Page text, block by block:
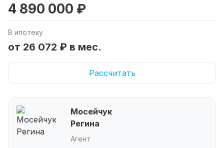
4 890 000 ₽
В ипотеку
от 26 072 ₽ в мес.
Рассчитать
Мосейчук
Регина
Агент